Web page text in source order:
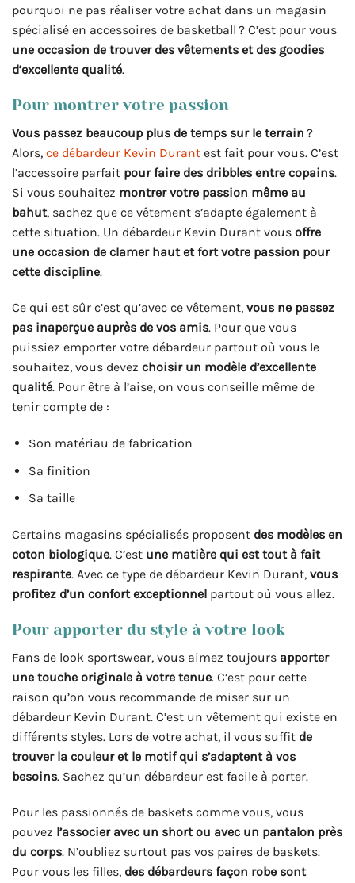
pourquoi ne pas réaliser votre achat dans un magasin
spécialisé en accessoires de basketball ? C’est pour vous
une occasion de trouver des vêtements et des goodies
d’excellente qualité.
Pour montrer votre passion
Vous passez beaucoup plus de temps sur le terrain ?
Alors, ce débardeur Kevin Durant est fait pour vous. C’est
l’accessoire parfait pour faire des dribbles entre copains.
Si vous souhaitez montrer votre passion même au
bahut, sachez que ce vêtement s’adapte également à
cette situation. Un débardeur Kevin Durant vous offre
une occasion de clamer haut et fort votre passion pour
cette discipline.
Ce qui est sûr c’est qu’avec ce vêtement, vous ne passez
pas inaperçue auprès de vos amis. Pour que vous
puissiez emporter votre débardeur partout où vous le
souhaitez, vous devez choisir un modèle d’excellente
qualité. Pour être à l’aise, on vous conseille même de
tenir compte de :
Son matériau de fabrication
Sa finition
Sa taille
Certains magasins spécialisés proposent des modèles en
coton biologique. C’est une matière qui est tout à fait
respirante. Avec ce type de débardeur Kevin Durant, vous
profitez d’un confort exceptionnel partout où vous allez.
Pour apporter du style à votre look
Fans de look sportswear, vous aimez toujours apporter
une touche originale à votre tenue. C’est pour cette
raison qu’on vous recommande de miser sur un
débardeur Kevin Durant. C’est un vêtement qui existe en
différents styles. Lors de votre achat, il vous suffit de
trouver la couleur et le motif qui s’adaptent à vos
besoins. Sachez qu’un débardeur est facile à porter.
Pour les passionnés de baskets comme vous, vous
pouvez l’associer avec un short ou avec un pantalon près
du corps. N’oubliez surtout pas vos paires de baskets.
Pour vous les filles, des débardeurs façon robe sont